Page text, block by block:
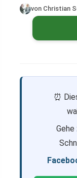
von Christian
⏰
Gehe